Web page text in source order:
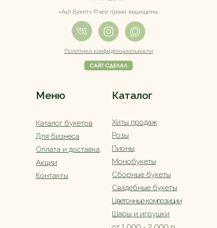
Меню Каталог
Каталог букетов
Политика конфиденциальности
Оплата и доставка
Сборные букеты
Свадебные букеты
«Арт Букет» ©️ все права защищены.
Для бизнеса
Хиты продаж
Монобукеты
Цветочные композиции
Акции
Контакты
Шары и игрушки
Розы
Пионы